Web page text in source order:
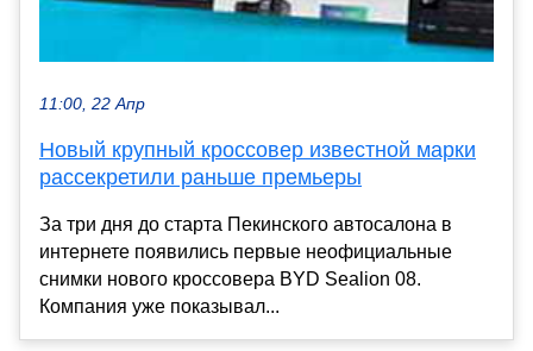
11:00, 22 Апр
Новый крупный кроссовер известной марки
рассекретили раньше премьеры
За три дня до старта Пекинского автосалона в
интернете появились первые неофициальные
снимки нового кроссовера BYD Sealion 08.
Компания уже показывал...